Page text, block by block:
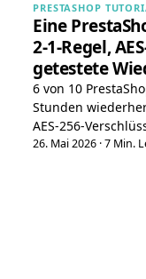
PRESTASHOP
Eine
2-1-Regel,
getestete
6 von 10
Stunden
AES-256-
— getestete
26. Mai 2026 ·7 Min.